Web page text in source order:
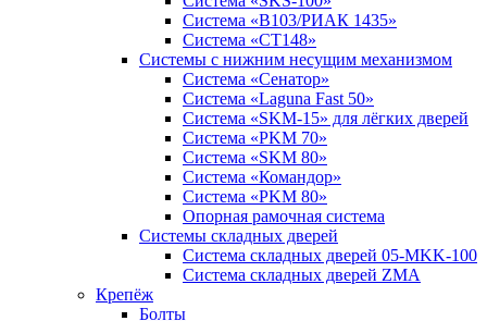
Система «B103/РИАК 1435»
Система «СТ148»
Системы с нижним несущим механизмом
Система «Сенатор»
Система «Laguna Fast 50»
Система «SKM-15» для лёгких дверей
Система «PKM 70»
Система «SKM 80»
Система «Командор»
Система «PKM 80»
Опорная рамочная система
Системы складных дверей
Система складных дверей 05-MKK-100
Система складных дверей ZMA
Крепёж
Болты